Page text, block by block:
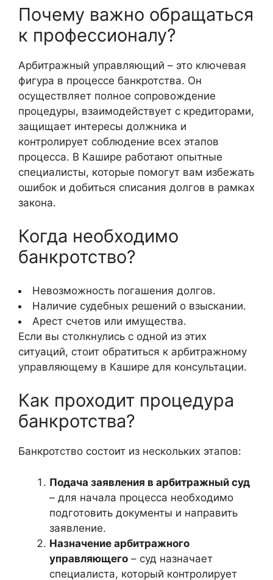
Почему важно обращаться
к профессионалу?
Арбитражный управляющий – это ключевая
фигура в процессе банкротства. Он
осуществляет полное сопровождение
процедуры, взаимодействует с кредиторами,
защищает интересы должника и
контролирует соблюдение всех этапов
процесса. В Кашире работают опытные
специалисты, которые помогут вам избежать
ошибок и добиться списания долгов в рамках
закона.
Когда необходимо
банкротство?
Невозможность погашения долгов.
Наличие судебных решений о взыскании.
Арест счетов или имущества.
Если вы столкнулись с одной из этих
ситуаций, стоит обратиться к арбитражному
управляющему в Кашире для консультации.
Как проходит процедура
банкротства?
Банкротство состоит из нескольких этапов:
Подача заявления в арбитражный суд
– для начала процесса необходимо
подготовить документы и направить
заявление.
Назначение арбитражного
управляющего – суд назначает
специалиста, который контролирует